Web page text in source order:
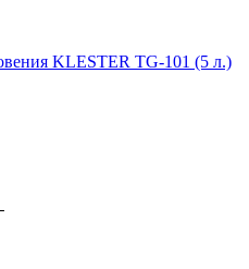
KLESTER TG-101 (5 л.)